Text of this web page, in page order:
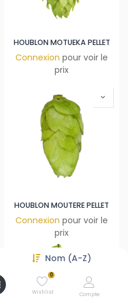
Nom (A-Z)
0
Wishlist Compte
HOUBLON MOTUEKA PELLET
Connexion pour voir le
prix
HOUBLON MOUTERE PELLET
Connexion pour voir le
prix